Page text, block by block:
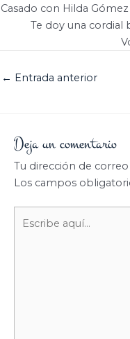
Casado con Hilda
Te doy una cordial
← Entrada anterior
Deja un comentario
Tu dirección de
Los campos
aquí...